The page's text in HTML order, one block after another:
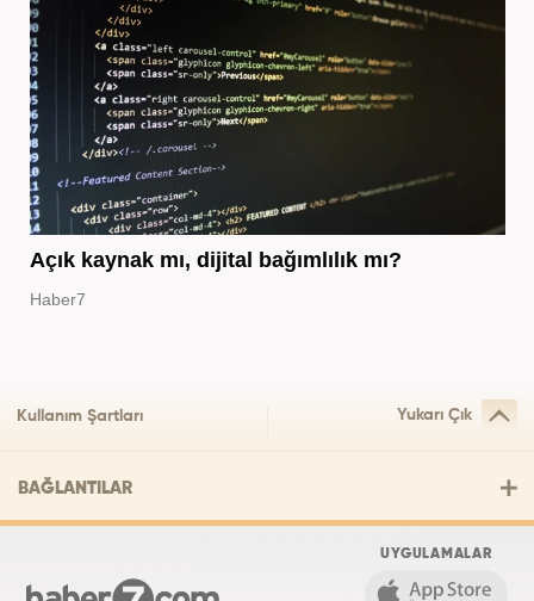
Açık kaynak mı, dijital bağımlılık mı?
Haber7
Kullanım Şartları Yukarı Çık
BAĞLANTILAR
UYGULAMALAR